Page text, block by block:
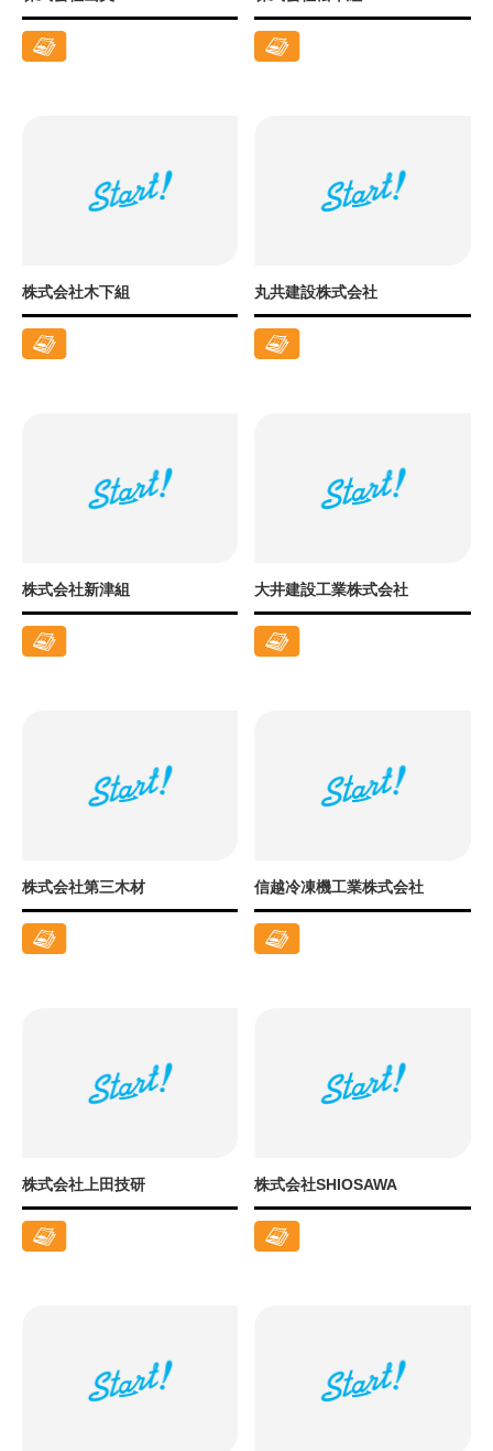
株式会社木下組 丸共建設株式会社
株式会社新津組 大井建設工業株式会社
株式会社第三木材 信越冷凍機工業株式会社
株式会社上田技研 株式会社SHIOSAWA